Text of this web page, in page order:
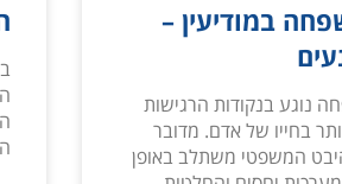
במודיעין –
נוגע בנקודות הרגישות
בחייו של אדם. מדובר
המשפטי משתלב באופן